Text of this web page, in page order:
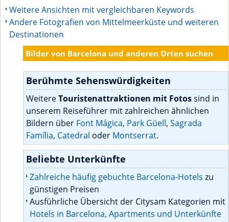
Weitere Ansichten mit vergleichbaren Keywords
Andere Fotografien von Mittelmeerküste und weiteren
Destinationen
Bilder von Barcelona und anderen Orten suchen
Berühmte Sehenswürdigkeiten
WeitereTouristenattraktionen mit Fotossind in
unserem Reiseführer mit zahlreichen ähnlichen
Bildern über Font Mágica, Park Güell, Sagrada
Família, Catedral oder Montserrat.
Beliebte Unterkünfte
Zahlreiche häufig gebuchte Barcelona-Hotels zu
günstigen Preisen
Ausführliche Übersicht der Citysam Kategorien mit
Hotels in Barcelona, Apartments und Unterkünfte